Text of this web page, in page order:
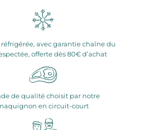
réfrigérée, avec garantie chaîne du
offerte dès 80€ d’achat
de qualité choisit par notre
en circuit-court